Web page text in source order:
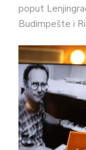
poput
Budimpešte i